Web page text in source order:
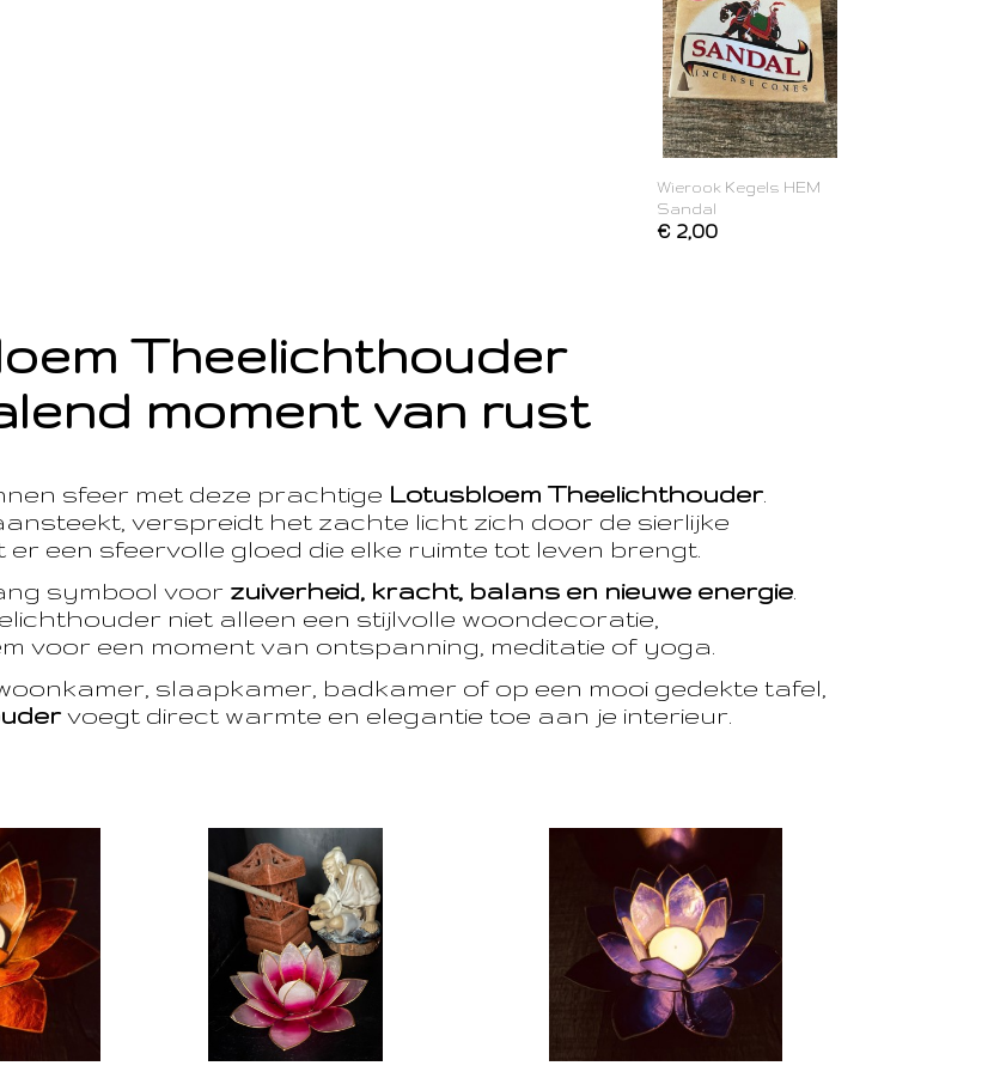
Wierook Kegels HEM
Sandal
€ 2,00
Theelichthouder
moment van rust
sfeer met deze prachtige Lotusbloem Theelichthouder.
verspreidt het zachte licht zich door de sierlijke
een sfeervolle gloed die elke ruimte tot leven brengt.
symbool voor zuiverheid, kracht, balans en nieuwe energie.
niet alleen een stijlvolle woondecoratie,
voor een moment van ontspanning, meditatie of yoga.
slaapkamer, badkamer of op een mooi gedekte tafel,
voegt direct warmte en elegantie toe aan je interieur.